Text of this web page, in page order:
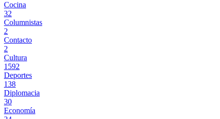
Cocina
32
Columnistas
2
Contacto
2
Cultura
1592
Deportes
138
Diplomacia
30
Economía